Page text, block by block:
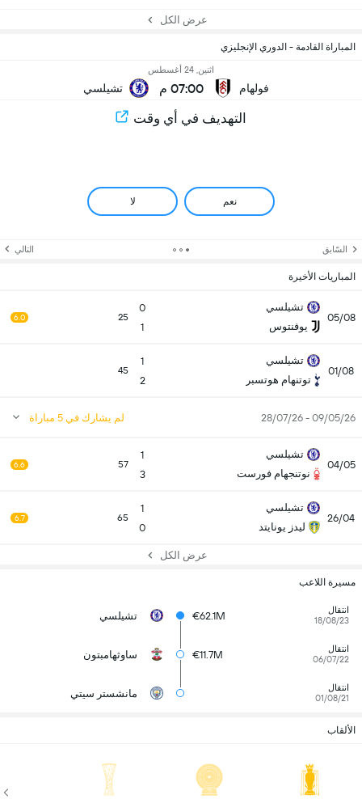
عرض الكل
المباراة القادمة - الدوري الإنجليزي
فولهام
اثنين, 24 أغسطس
07:00 م تشيلسي
التهديف في أي وقت
نعم لا
السّابق التالي
المباريات الأخيرة
05/08
تشيلسي
يوفنتوس
0
1
25
6.0
01/08
تشيلسي
توتنهام هوتسبر
1
2
45
09/05/26 - 28/07/26 لم يشارك في 5 مباراة
04/05
تشيلسي
نوتنجهام فورست
1
3
57
6.6
26/04
تشيلسي
ليدز يونايتد
1
0
65
6.7
عرض الكل
مسيرة اللاعب
انتقال
18/08/23
€62.1M تشيلسي
انتقال
06/07/22
€11.7M ساوثهامبتون
انتقال
01/08/21
مانشستر سيتي
الألقاب